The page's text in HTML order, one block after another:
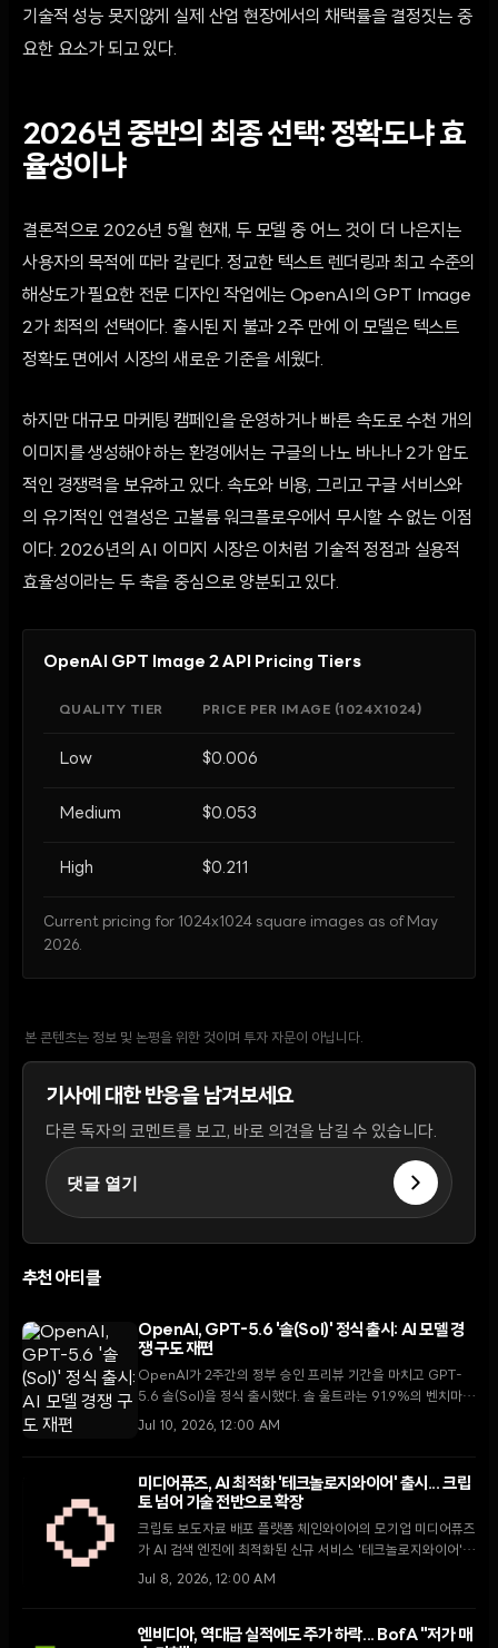
기술적 성능 못지않게 실제 산업 현장에서의 채택률을 결정짓는 중
요한 요소가 되고 있다.
2026년 중반의 최종 선택: 정확도냐 효
율성이냐
결론적으로 2026년 5월 현재, 두 모델 중 어느 것이 더 나은지는
사용자의 목적에 따라 갈린다. 정교한 텍스트 렌더링과 최고 수준의
해상도가 필요한 전문 디자인 작업에는 OpenAI의 GPT Image
2가 최적의 선택이다. 출시된 지 불과 2주 만에 이 모델은 텍스트
정확도 면에서 시장의 새로운 기준을 세웠다.
하지만 대규모 마케팅 캠페인을 운영하거나 빠른 속도로 수천 개의
이미지를 생성해야 하는 환경에서는 구글의 나노 바나나 2가 압도
적인 경쟁력을 보유하고 있다. 속도와 비용, 그리고 구글 서비스와
의 유기적인 연결성은 고볼륨 워크플로우에서 무시할 수 없는 이점
이다. 2026년의 AI 이미지 시장은 이처럼 기술적 정점과 실용적
효율성이라는 두 축을 중심으로 양분되고 있다.
OpenAI GPT Image 2 API Pricing Tiers
QUALITY TIER PRICE PER IMAGE (1024X1024)
Low $0.006
Medium $0.053
High $0.211
Current pricing for 1024x1024 square images as of May
2026.
본 콘텐츠는 정보 및 논평을 위한 것이며 투자 자문이 아닙니다.
기사에 대한 반응을 남겨보세요
다른 독자의 코멘트를 보고, 바로 의견을 남길 수 있습니다.
댓글 열기
추천 아티클
OpenAI, GPT-5.6 '솔(Sol)' 정식 출시: AI 모델 경
쟁 구도 재편
OpenAI가 2주간의 정부 승인 프리뷰 기간을 마치고 GPT-
5.6 솔(Sol)을 정식 출시했다. 솔 울트라는 91.9%의 벤치마크
점수를 기록하며 경쟁 모델인 앤스로픽의 클로드 페이블 5를
Jul 10, 2026, 12:00 AM
미디어퓨즈, AI 최적화 '테크놀로지와이어' 출시... 크립
토 넘어 기술 전반으로 확장
크립토 보도자료 배포 플랫폼 체인와이어의 모기업 미디어퓨즈
가 AI 검색 엔진에 최적화된 신규 서비스 '테크놀로지와이어'를
출시하며 기술 미디어 시장으로의 전략적 확장을 선언했다.
Jul 8, 2026, 12:00 AM
엔비디아, 역대급 실적에도 주가 하락... BofA "저가 매